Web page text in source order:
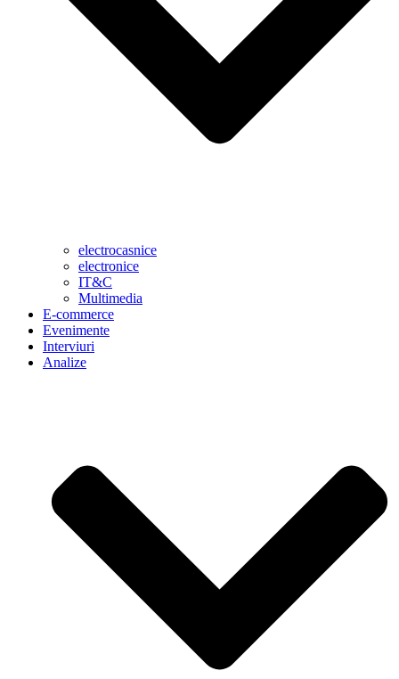
electrocasnice
electronice
IT&C
Multimedia
E-commerce
Evenimente
Interviuri
Analize